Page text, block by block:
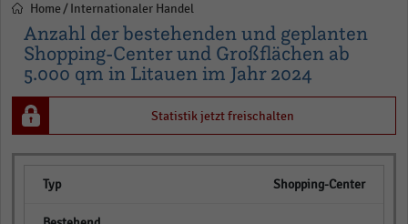
Pfadnavigation
Home Internationaler Handel
Anzahl der bestehenden und geplanten
Shopping-Center und Großflächen ab
5.000 qm in Litauen im Jahr 2024
Statistik jetzt freischalten
Shopping-Center